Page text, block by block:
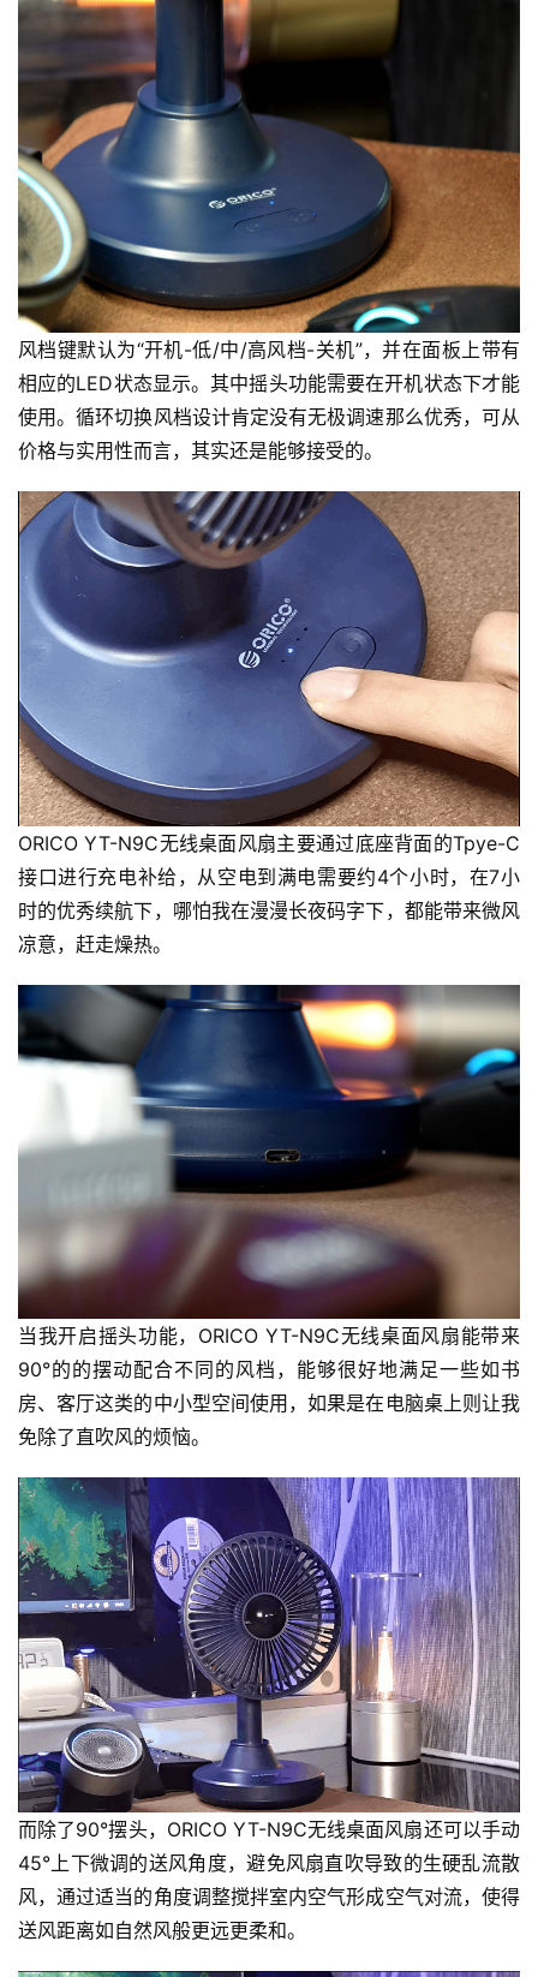
首
页
资
讯
评
测
中
玩
技
巧
物
推
荐
登录 注册
风档键默认为“开机-低/中/高风档-关机”，并在面板上带有
相应的LED状态显示。其中摇头功能需要在开机状态下才能
使用。循环切换风档设计肯定没有无极调速那么优秀，可从
价格与实用性而言，其实还是能够接受的。
ORICO YT-N9C无线桌面风扇主要通过底座背面的Tpye-C
接口进行充电补给，从空电到满电需要约4个小时，在7小
时的优秀续航下，哪怕我在漫漫长夜码字下，都能带来微风
凉意，赶走燥热。
当我开启摇头功能，ORICO YT-N9C无线桌面风扇能带来
90°的的摆动配合不同的风档，能够很好地满足一些如书
房、客厅这类的中小型空间使用，如果是在电脑桌上则让我
免除了直吹风的烦恼。
而除了90°摆头，ORICO YT-N9C无线桌面风扇还可以手动
45°上下微调的送风角度，避免风扇直吹导致的生硬乱流散
风，通过适当的角度调整搅拌室内空气形成空气对流，使得
送风距离如自然风般更远更柔和。